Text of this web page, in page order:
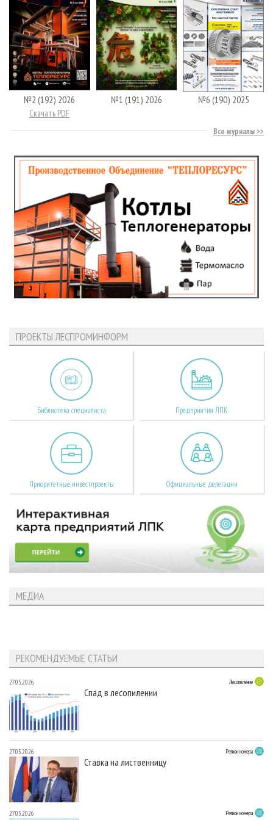
№2 (192) 2026
Скачать PDF
№1 (191) 2026 №6 (190) 2025
Все журналы
ПРОЕКТЫ ЛЕСПРОМИНФОРМ
Библиотека специалиста Предприятия ЛПК
Приоритетные инвестпроекты Официальные делегации
МЕДИА
РЕКОМЕНДУЕМЫЕ СТАТЬИ
27.05.2026 Лесопиление
Спад в лесопилении
27.05.2026 Регион номера
Ставка на лиственницу
27.05.2026 Регион номера